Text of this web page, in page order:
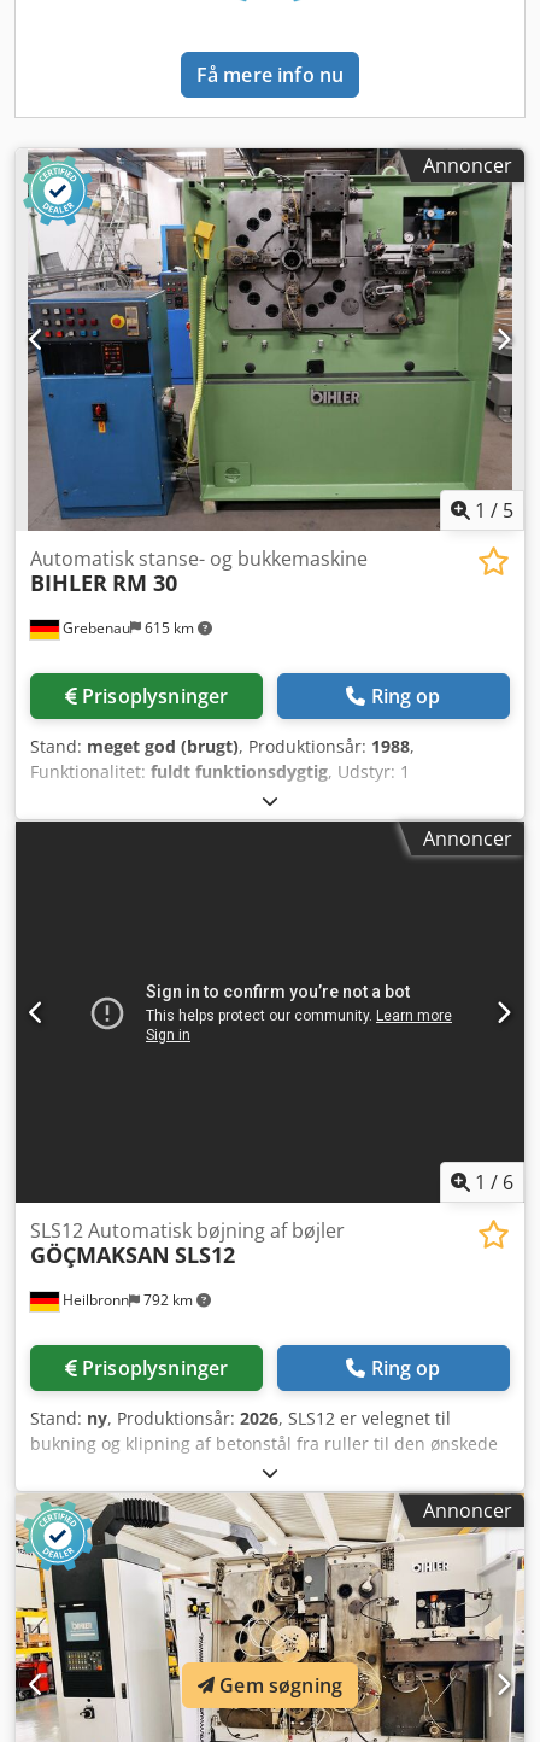
Få mere info nu
Annoncer
1 / 5
Grebenau 615 km
Automatisk stanse- og bukkemaskine
BIHLER RM 30
Prisoplysninger Ring op
Stand: meget god (brugt), Produktionsår: 1988,
Funktionalitet: fuldt funktionsdygtig, Udstyr: 1
tangindføring til højre 1 excenterpresse 70 kN 3
smalslædeaggregater 1 styreaksel Arbejdsområde:
Tråddiameterområde: 0,5 - 3,0 mm Båndbredde: maks. 40
Annoncer
1 / 6
Heilbronn 792 km
SLS12 Automatisk bøjning af bøjler
GÖÇMAKSAN SLS12
Prisoplysninger Ring op
Stand: ny, Produktionsår: 2026, SLS12 er velegnet til
bukning og klipning af betonstål fra ruller til den ønskede
form. Høj produktivitet og hurtig løsning til dine projekter.
Produktinformation: - Enkeltstreng: 6-12 mm -
Dobbeltstreng: 6-10 mm - Drivmotor effekt: 11 kW
servomotor - Fremføringshastighed: 120 m/min -
Bukkemotor: 4 kW servomotor - Bukkehastighed: 1200°/sek.
- Spænding: 400 V 50 Hz / alternativt 60 Hz - HMI 15"
display - Trådrulle: 3 ton (valgfrit 5 ton) - Maskinmål: 5000
mm x 1710 mm x 2340 mm - Mål trådrulle: 2150 mm x 2120
mm x 2300 mm - Maskinvægt: 3000 kg - Vægt trådrulle:
1000 kg Forsendelse: Europa (selvorganisering muligt)
Dcodpfx Abjm Tm H Ao Uek Hvis du har spørgsmål, står vi
Annoncer
Gem søgning